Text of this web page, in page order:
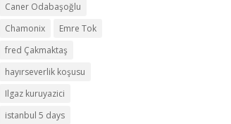
Caner Odabaşoğlu
Chamonix
Emre Tok
fred Çakmaktaş
hayırseverlik koşusu
Ilgaz kuruyazici
istanbul 5 days